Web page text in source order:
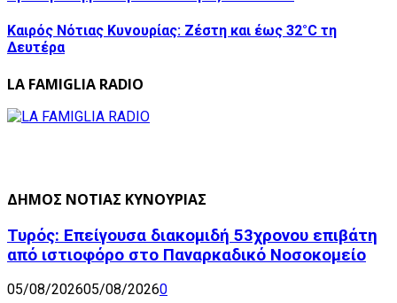
Καιρός Νότιας Κυνουρίας: Ζέστη και έως 32°C τη
Δευτέρα
LA FAMIGLIA RADIO
ΔΗΜΟΣ ΝΟΤΙΑΣ ΚΥΝΟΥΡΙΑΣ
Τυρός: Επείγουσα διακομιδή 53χρονου επιβάτη
από ιστιοφόρο στο Παναρκαδικό Νοσοκομείο
05/08/202605/08/20260